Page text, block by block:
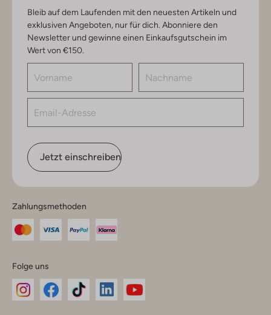
Bleib auf dem Laufenden mit den neuesten Artikeln und
exklusiven Angeboten, nur für dich. Abonniere den
Newsletter und gewinne einen Einkaufsgutschein im
Wert von €150.
Jetzt einschreiben
Zahlungsmethoden
Folge uns